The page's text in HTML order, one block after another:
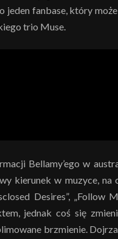
jeden fanbase, który
trio Muse.
Bellamy’ego w
kierunek w muzyce, na
Desires”, „Follow
jednak coś się
brzmienie.